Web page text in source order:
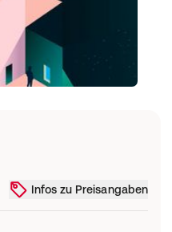
Infos zu Preisangaben